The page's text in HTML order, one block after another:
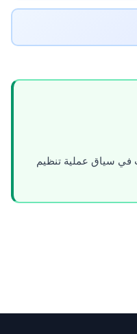
في سياق عملية تنظيم